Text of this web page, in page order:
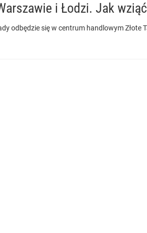
i Łodzi. Jak
odbędzie się w centrum handlowym